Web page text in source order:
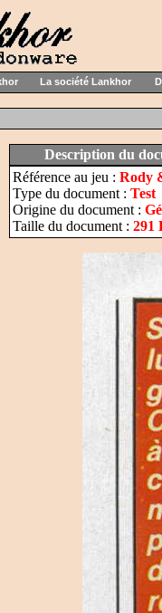
La société Lankhor
Description du
Référence au jeu : Rody
Type du document : Test
Origine du document :
Taille du document : 291